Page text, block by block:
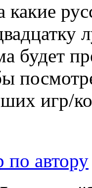
будет
игр/
по автору